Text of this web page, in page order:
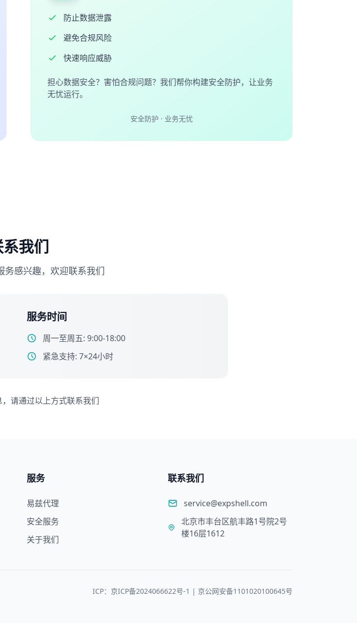
防止数据泄露
避免合规风险
快速响应威胁
担心数据安全？害怕合规问题？我们帮你构建安全防护，让业务
无忧运行。
安全防护 · 业务无忧
我们
务感兴趣，欢迎联系我们
服务时间
周一至周五: 9:00-18:00
紧急支持: 7×24小时
请通过以上方式联系我们
服务
易兹代理
安全服务
关于我们
联系我们
service@expshell.com
北京市丰台区航丰路1号院2号
楼16层1612
ICP：京ICP备2024066622号-1 | 京公网安备1101020100645号